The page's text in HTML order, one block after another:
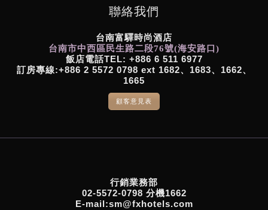
聯絡我們
台南富驛時尚酒店
台南市中西區民生路二段76號(海安路口)
飯店電話TEL: +886 6 511 6977
訂房專線:+886 2 5572 0798 ext 1682、1683、1662、
1665
顧客意見表
行銷業務部
02-5572-0798 分機1662
E-mail:sm@fxhotels.com